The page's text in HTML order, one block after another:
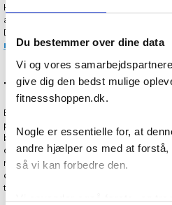
Du bestemmer over dine data
Vi og vores
give dig den bedst mulige
fitnessshoppen.dk.
Nogle er essentielle for, at
andre hjælper os med at forstå,
så vi kan forbedre den.
Vi anvender også første- og
Har du brug for et tykkere og mere
almindelig gulvtræning, kan du i
Du kan også læse vores guide til,
rigtige yogamåtte.
Tynde yogamåtter 4–6 mm
En tynd yogamåtte på 4–6 mm er et
power yoga og andre
balance og glidende overgange.
en tættere kontakt med gulvet,
mærke underlaget og holde en
er samtidig nem at rulle sammen,
træning.